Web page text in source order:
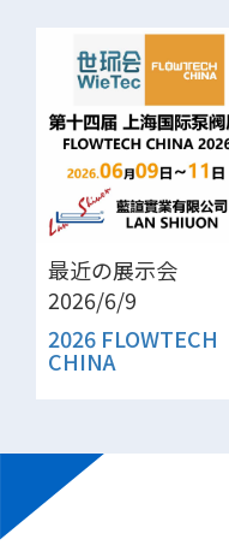
最近の展示会
2026/6/9
2026 FLOWTECH
CHINA